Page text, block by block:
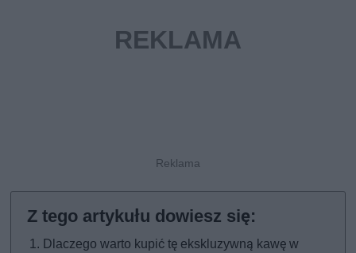
Dlaczego warto kupić tę ekskluzywną kawę w